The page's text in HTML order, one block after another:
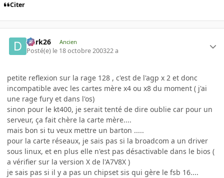
Citer
Dark26 Ancien
Posté(e) le 18 octobre 200322 a
petite reflexion sur la rage 128 , c'est de l'agp x 2 et donc
incompatible avec les cartes mère x4 ou x8 du moment ( j'ai
une rage fury et dans l'os)
sinon pour le kt400, je serait tenté de dire oublie car pour un
serveur, ça fait chère la carte mère....
mais bon si tu veux mettre un barton .....
pour la carte réseaux, je sais pas si la broadcom a un driver
sous linux, et en plus elle n'est pas désactivable dans le bios (
a vérifier sur la version X de l'A7V8X )
je sais pas si il y a pas un chipset sis qui gère le fsb 16....